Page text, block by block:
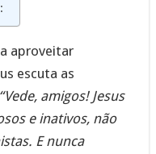
aproveitar
escuta as
“Vede, amigos! Jesus
e inativos, não
E nunca